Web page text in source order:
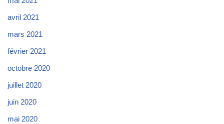
avril 2021
mars 2021
février 2021
octobre 2020
juillet 2020
juin 2020
mai 2020